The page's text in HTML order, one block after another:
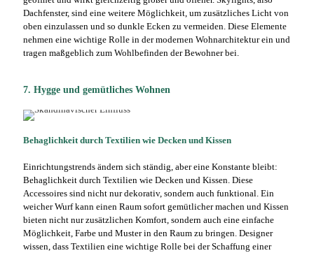
Dachfenster, sind eine weitere Möglichkeit, um zusätzliches Licht von
oben einzulassen und so dunkle Ecken zu vermeiden. Diese Elemente
nehmen eine wichtige Rolle in der modernen Wohnarchitektur ein und
tragen maßgeblich zum Wohlbefinden der Bewohner bei.
7. Hygge und gemütliches Wohnen
Behaglichkeit durch Textilien wie Decken und Kissen
Einrichtungstrends ändern sich ständig, aber eine Konstante bleibt:
Behaglichkeit durch Textilien wie Decken und Kissen. Diese
Accessoires sind nicht nur dekorativ, sondern auch funktional. Ein
weicher Wurf kann einen Raum sofort gemütlicher machen und Kissen
bieten nicht nur zusätzlichen Komfort, sondern auch eine einfache
Möglichkeit, Farbe und Muster in den Raum zu bringen. Designer
wissen, dass Textilien eine wichtige Rolle bei der Schaffung einer